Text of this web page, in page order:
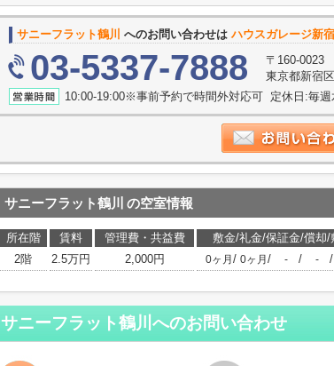
サニーフラット鶴川 へのお問い合わせは ハウスガレージ新
03-5337-7888
〒160-0023
東京都新宿
10:00-19:00※事前予約で時間外対応可 定休日:毎週
サニーフラット鶴川 の空室情報
所在階 賃料 管理費・共益費 敷金/礼金/保証金/償却/
2階
2.5万円 2,000円 0ヶ月 / 0ヶ月 / - / - /
サニーフラット鶴川 へのお問い合わせ